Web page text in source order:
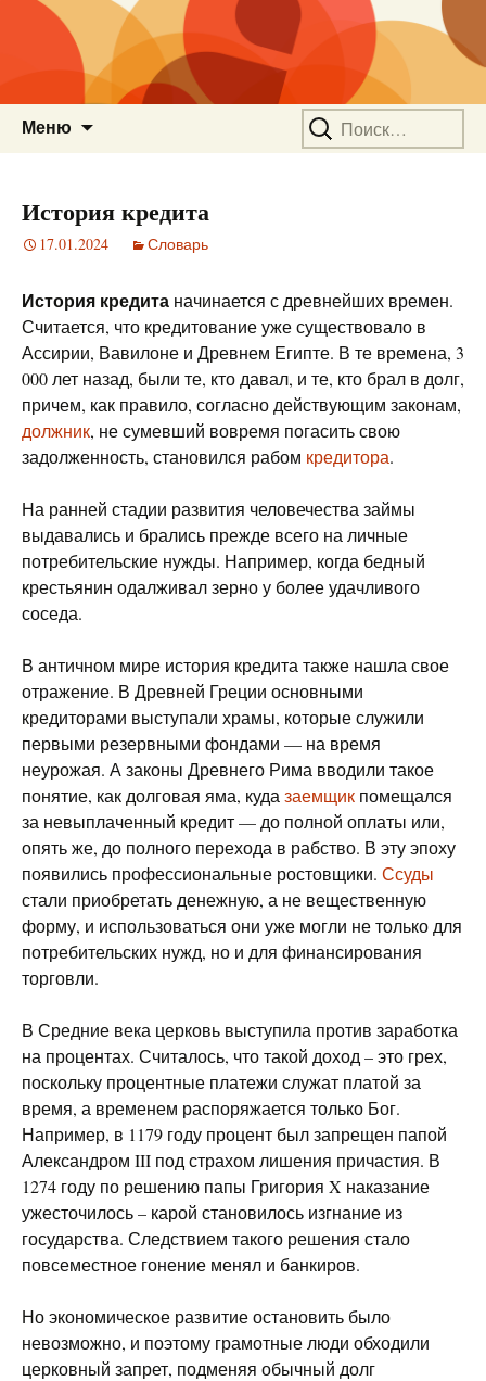
Меню Найти:
История кредита
17.01.2024 Словарь
История кредита начинается с древнейших времен.
Считается, что кредитование уже существовало в
Ассирии, Вавилоне и Древнем Египте. В те времена, 3
000 лет назад, были те, кто давал, и те, кто брал в долг,
причем, как правило, согласно действующим законам,
должник, не сумевший вовремя погасить свою
задолженность, становился рабом кредитора.
На ранней стадии развития человечества займы
выдавались и брались прежде всего на личные
потребительские нужды. Например, когда бедный
крестьянин одалживал зерно у более удачливого
соседа.
В античном мире история кредита также нашла свое
отражение. В Древней Греции основными
кредиторами выступали храмы, которые служили
первыми резервными фондами — на время
неурожая. А законы Древнего Рима вводили такое
понятие, как долговая яма, куда заемщик помещался
за невыплаченный кредит — до полной оплаты или,
опять же, до полного перехода в рабство. В эту эпоху
появились профессиональные ростовщики. Ссуды
стали приобретать денежную, а не вещественную
форму, и использоваться они уже могли не только для
потребительских нужд, но и для финансирования
торговли.
В Средние века церковь выступила против заработка
на процентах. Считалось, что такой доход – это грех,
поскольку процентные платежи служат платой за
время, а временем распоряжается только Бог.
Например, в 1179 году процент был запрещен папой
Александром III под страхом лишения причастия. В
1274 году по решению папы Григория X наказание
ужесточилось – карой становилось изгнание из
государства. Следствием такого решения стало
повсеместное гонение менял и банкиров.
Но экономическое развитие остановить было
невозможно, и поэтому грамотные люди обходили
церковный запрет, подменяя обычный долг